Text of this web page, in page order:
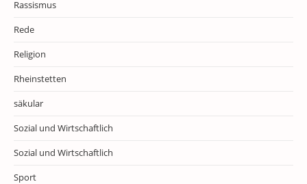
Rassismus
Rede
Religion
Rheinstetten
säkular
Sozial und Wirtschaftlich
Sozial und Wirtschaftlich
Sport